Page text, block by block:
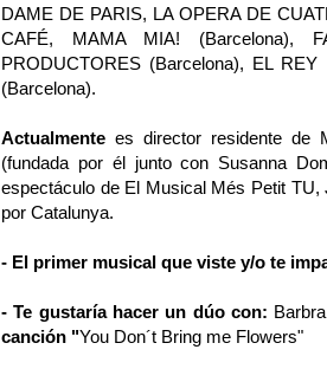
DAME DE PARIS, LA OPERA DE
CAFÉ, MAMA MIA! (Barcelona),
PRODUCTORES (Barcelona), EL
(Barcelona).
Actualmentees director residente de
(fundada por él junto con Susanna
espectáculo de El Musical Més Petit
por Catalunya.
- El primer musical que viste y/o te
- Te gustaría hacer un dúo con:
canción "You Don´t Bring me Flowers"